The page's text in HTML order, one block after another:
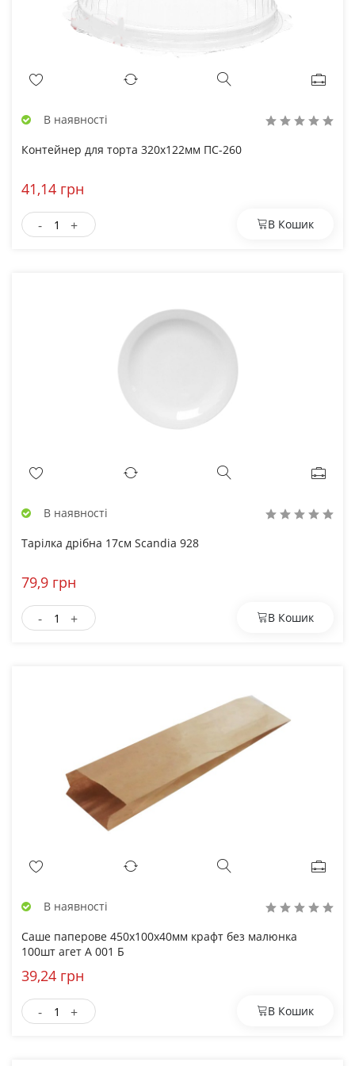
В наявності
Контейнер для торта 320х122мм ПС-260
41,14 грн
- + В Кошик
В наявності
Тарілка дрібна 17см Scandia 928
79,9 грн
- + В Кошик
В наявності
Саше паперове 450х100х40мм крафт без малюнка
100шт агет А 001 Б
39,24 грн
- + В Кошик